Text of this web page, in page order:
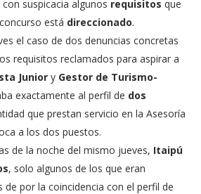
suspicacia algunos requisitos que
está direccionado.
el caso de dos denuncias concretas
requisitos reclamados para aspirar a
Juniory Gestor de Turismo-
exactamente al perfil de dos
que prestan servicio en la Asesoría
a los dos puestos.
de la noche del mismo jueves, Itaipú
, solo algunos de los que eran
de por la coincidencia con el perfil de